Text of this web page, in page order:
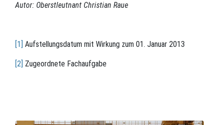
Autor: Oberstleutnant Christian Raue
[1] Aufstellungsdatum mit Wirkung zum 01. Januar 2013
[2] Zugeordnete Fachaufgabe